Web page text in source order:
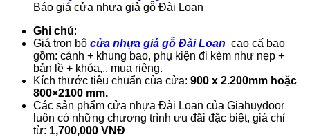
Báo giá cửa nhựa giả gỗ Đài Loan
Ghi chú:
Giá trọn bộ cửa nhựa giả gỗ Đài Loan cao cấ bao
gồm: cánh + khung bao, phụ kiện đi kèm như nẹp +
bản lề + khóa,.. mua riêng.
Kích thước tiêu chuẩn của cửa: 900 x 2.200mm hoặc
800×2100 mm.
Các sản phẩm cửa nhựa Đài Loan của Giahuydoor
luôn có những chương trình ưu đãi đặc biệt, giá chỉ
từ: 1,700,000 VNĐ